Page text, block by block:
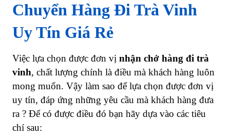
Chuyển Hàng Đi Trà Vinh
Uy Tín Giá Rẻ
Việc lựa chọn được đơn vị nhận chở hàng đi trà
vinh, chất lượng chính là điều mà khách hàng luôn
mong muốn. Vậy làm sao để lựa chọn được đơn vị
uy tín, đáp ứng những yêu cầu mà khách hàng đưa
ra ? Để có được điều đó bạn hãy dựa vào các tiêu
chí sau: